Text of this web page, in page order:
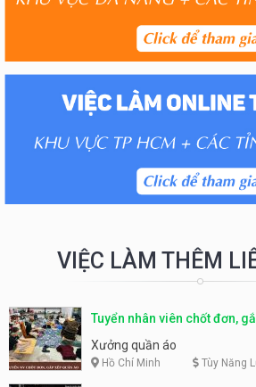
VIỆC LÀM THÊM
Tuyển nhân viên chốt đơn,
Xưởng quần áo
Hồ Chí Minh Tùy Năng